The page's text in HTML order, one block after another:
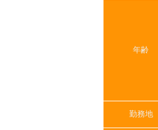
年齢
勤務地